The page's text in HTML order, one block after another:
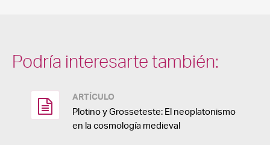
Podría interesarte también:
ARTÍCULO
Plotino y Grosseteste: El neoplatonismo
en la cosmología medieval